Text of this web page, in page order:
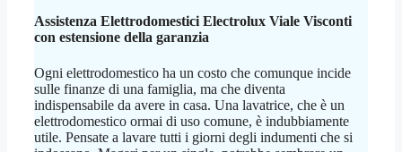
Assistenza Elettrodomestici Electrolux Viale Visconti
con estensione della garanzia
Ogni elettrodomestico ha un costo che comunque incide
sulle finanze di una famiglia, ma che diventa
indispensabile da avere in casa. Una lavatrice, che è un
elettrodomestico ormai di uso comune, è indubbiamente
utile. Pensate a lavare tutti i giorni degli indumenti che si